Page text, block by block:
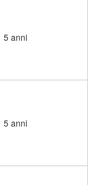
5 anni
5 anni